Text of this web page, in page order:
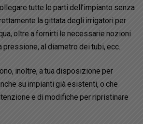
tutte le parti dell’impianto senza
la gittata degli irrigatori per
oltre a fornirti le necessarie nozioni
pressione, al diametro dei tubi, ecc.
inoltre, a tua disposizione per
su impianti già esistenti, o che
e di modifiche per ripristinare